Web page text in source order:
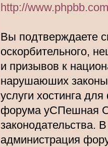
http://
Вы подтверждаете
оскорбительного,
и призывов к
нарушаюших законы
услуги хостинга
форума уСПешная
законодательства.
администрация